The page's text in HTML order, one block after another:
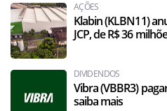
AÇÕES
Klabin (KLBN11)
JCP, de R$ 36
DIVIDENDOS
Vibra (VBBR3)
saiba mais